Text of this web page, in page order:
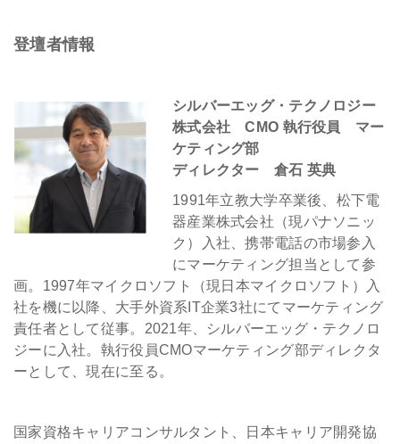
登壇者情報
シルバーエッグ・テクノロジー
株式会社 CMO 執行役員 マー
ケティング部
ディレクター 倉石 英典
1991年立教大学卒業後、松下電
器産業株式会社（現パナソニッ
ク）入社、携帯電話の市場参入
にマーケティング担当として参
画。1997年マイクロソフト（現日本マイクロソフト）入
社を機に以降、大手外資系IT企業3社にてマーケティング
責任者として従事。2021年、シルバーエッグ・テクノロ
ジーに入社。執行役員CMOマーケティング部ディレクタ
ーとして、現在に至る。
国家資格キャリアコンサルタント、日本キャリア開発協